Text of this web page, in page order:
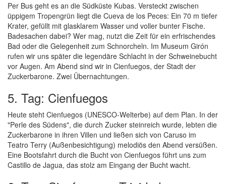
Per Bus geht es an die Südküste Kubas. Versteckt zwischen
üppigem Tropengrün liegt die Cueva de los Peces: Ein 70 m tiefer
Krater, gefüllt mit glasklarem Wasser und voller bunter Fische.
Badesachen dabei? Wer mag, nutzt die Zeit für ein erfrischendes
Bad oder die Gelegenheit zum Schnorcheln. Im Museum Girón
rufen wir uns später die legendäre Schlacht in der Schweinebucht
vor Augen. Am Abend sind wir in Cienfuegos, der Stadt der
Zuckerbarone. Zwei Übernachtungen.
5. Tag: Cienfuegos
Heute steht Cienfuegos (UNESCO-Welterbe) auf dem Plan. In der
"Perle des Südens", die durch Zucker steinreich wurde, lebten die
Zuckerbarone in ihren Villen und ließen sich von Caruso im
Teatro Terry (Außenbesichtigung) melodiös den Abend versüßen.
Eine Bootsfahrt durch die Bucht von Cienfuegos führt uns zum
Castillo de Jagua, das stolz am Eingang der Bucht wacht.